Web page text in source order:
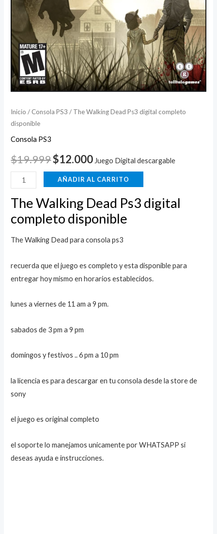
Inicio / Consola PS3 / The Walking Dead Ps3 digital completo
disponible
Consola PS3
$19.999$12.000 Juego Digital descargable
AÑADIR AL CARRITO
The Walking Dead Ps3 digital
completo disponible
The Walking Dead para consola ps3
recuerda que el juego es completo y esta disponible para
entregar hoy mismo en horarios establecidos.
lunes a viernes de 11 am a 9 pm.
sabados de 3 pm a 9 pm
domingos y festivos .. 6 pm a 10 pm
la licencia es para descargar en tu consola desde la store de
sony
el juego es original completo
el soporte lo manejamos unicamente por WHATSAPP si
deseas ayuda e instrucciones.